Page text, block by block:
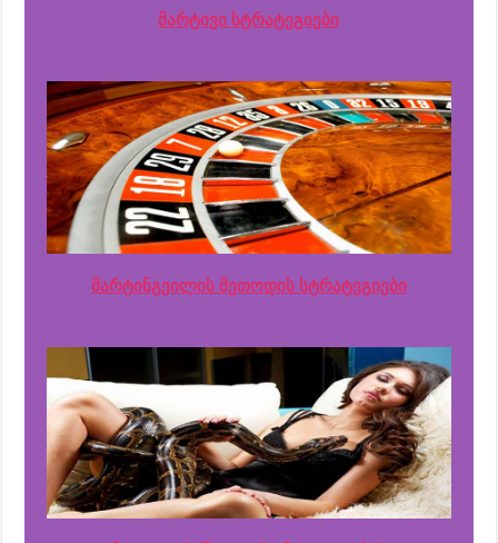
მარტივი სტრატეგიები
მარტინგეილის მეთოდის სტრატეგიები